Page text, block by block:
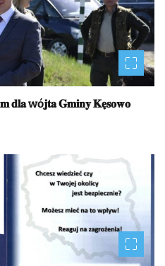
𝐝𝐥𝐚 wó𝐣𝐭𝐚 𝐆𝐦𝐢𝐧𝐲 𝐊𝐞̨𝐬𝐨𝐰𝐨